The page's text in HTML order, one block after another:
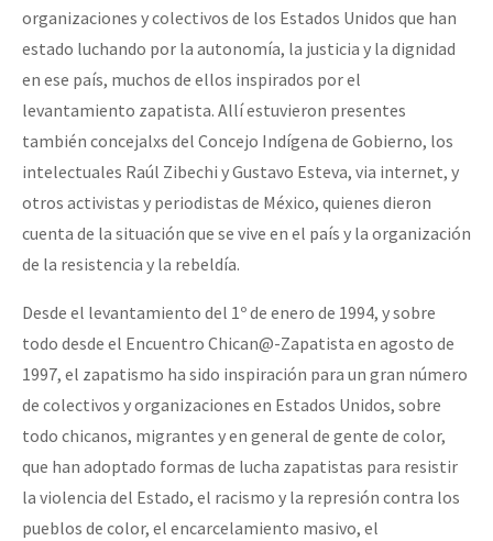
organizaciones y colectivos de los Estados Unidos que han
estado luchando por la autonomía, la justicia y la dignidad
en ese país, muchos de ellos inspirados por el
levantamiento zapatista. Allí estuvieron presentes
también concejalxs del Concejo Indígena de Gobierno, los
intelectuales Raúl Zibechi y Gustavo Esteva, via internet, y
otros activistas y periodistas de México, quienes dieron
cuenta de la situación que se vive en el país y la organización
de la resistencia y la rebeldía.
Desde el levantamiento del 1º de enero de 1994, y sobre
todo desde el Encuentro Chican@-Zapatista en agosto de
1997, el zapatismo ha sido inspiración para un gran número
de colectivos y organizaciones en Estados Unidos, sobre
todo chicanos, migrantes y en general de gente de color,
que han adoptado formas de lucha zapatistas para resistir
la violencia del Estado, el racismo y la represión contra los
pueblos de color, el encarcelamiento masivo, el